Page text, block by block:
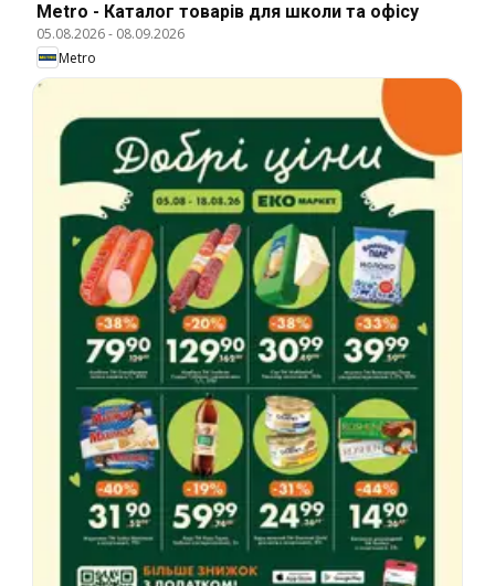
Metro - Каталог товарів для школи та офісу
05.08.2026- 08.09.2026
Metro